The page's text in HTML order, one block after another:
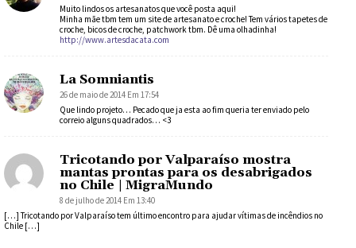
Muito lindos os artesanatos que você posta aqui!
Minha mãe tbm tem um site de artesanato e croche! Tem vários tapetes de
croche, bicos de croche, patchwork tbm. Dê uma olhadinha!
http://www.artesdacata.com
La Somniantis
26 de maio de 2014 Em 17:54
Que lindo projeto… Pecado que ja esta ao fim queria ter enviado pelo
correio alguns quadrados… <3
Tricotando por Valparaíso mostra
mantas prontas para os desabrigados
no Chile | MigraMundo
8 de julho de 2014 Em 13:40
[…] Tricotando por Valparaíso tem último encontro para ajudar vítimas de incêndios no
Chile […]